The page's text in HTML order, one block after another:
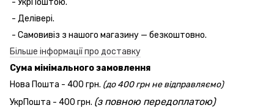
- Делівері.
- Самовивіз з нашого магазину — безкоштовно.
Більше інформації про доставку
Сума мінімального замовлення
Нова Пошта - 400 грн. (до 400 грн не відправляємо)
УкрПошта - 400 грн. (з повною передоплатою)